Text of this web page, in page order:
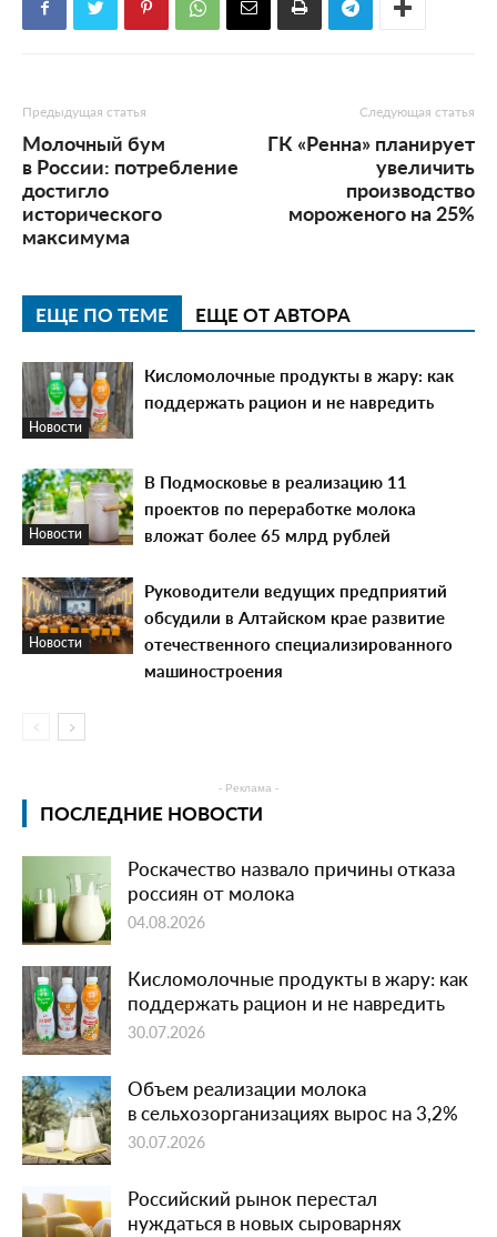
Предыдущая статья
Молочный бум
в России: потребление
достигло
исторического
максимума
Следующая статья
ГК «Ренна» планирует
увеличить
производство
мороженого на 25%
ЕЩЕ ПО ТЕМЕ ЕЩЕ ОТ АВТОРА
Новости
Кисломолочные продукты в жару: как
поддержать рацион и не навредить
Новости
В Подмосковье в реализацию 11
проектов по переработке молока
вложат более 65 млрд рублей
Новости
Руководители ведущих предприятий
обсудили в Алтайском крае развитие
отечественного специализированного
машиностроения
- Реклама -
ПОСЛЕДНИЕ НОВОСТИ
Роскачество назвало причины отказа
россиян от молока
04.08.2026
Кисломолочные продукты в жару: как
поддержать рацион и не навредить
30.07.2026
Объем реализации молока
в сельхозорганизациях вырос на 3,2%
30.07.2026
Российский рынок перестал
нуждаться в новых сыроварнях